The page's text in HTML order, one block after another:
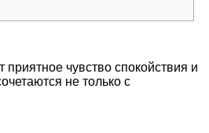
чувство спокойствия и
не только с